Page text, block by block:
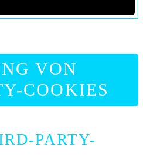
VON
COOKIES
PARTY-